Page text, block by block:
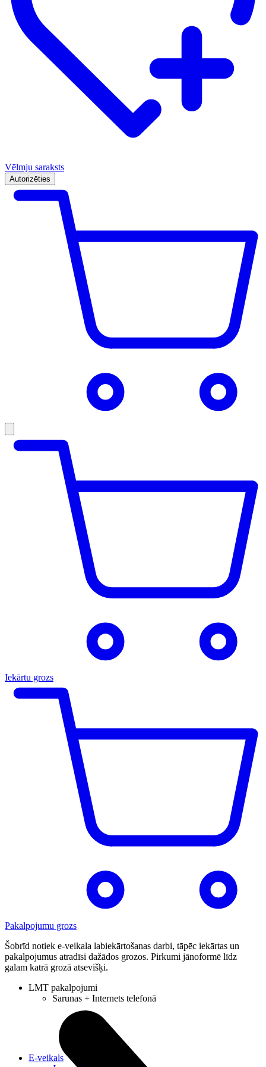
Vēlmju saraksts
Autorizēties
Iekārtu grozs
Pakalpojumu grozs
Šobrīd notiek e-veikala labiekārtošanas darbi, tāpēc iekārtas un
pakalpojumus atradīsi dažādos grozos. Pirkumi jānoformē līdz
galam katrā grozā atsevišķi.
LMT pakalpojumi
Sarunas + Internets telefonā
E-veikals